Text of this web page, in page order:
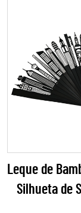
e
Leque de
Silhueta de